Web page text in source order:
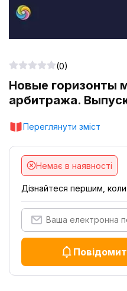
Новые горизонты
арбитража.
Переглянути зміст
(0)
Немає в наявності
Дізнайтеся першим,